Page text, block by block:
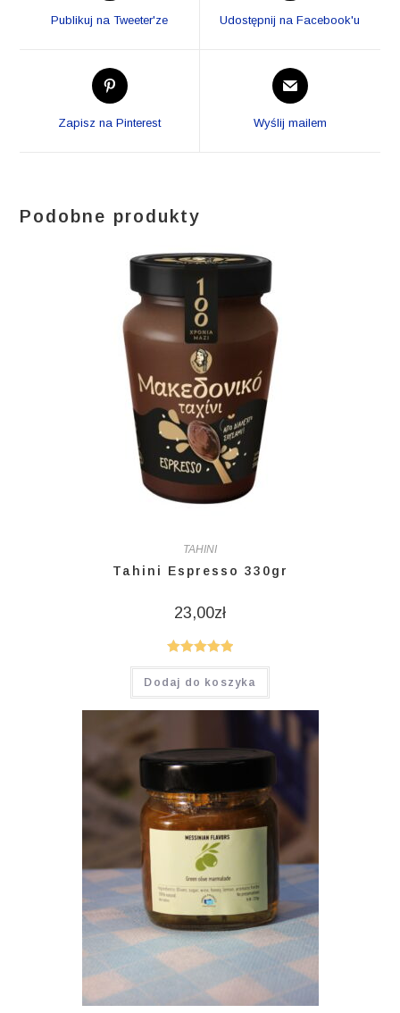
new
Publikuj na Tweeter'ze
new
Udostępnij na Facebook'u
Opens
in
new
Zapisz na Pinterest
Opens
in
new
Wyślij mailem
Podobne produkty
TAHINI
Tahini Espresso 330gr
23,00zł
Oceniono
5.00na 5
Dodaj do koszyka